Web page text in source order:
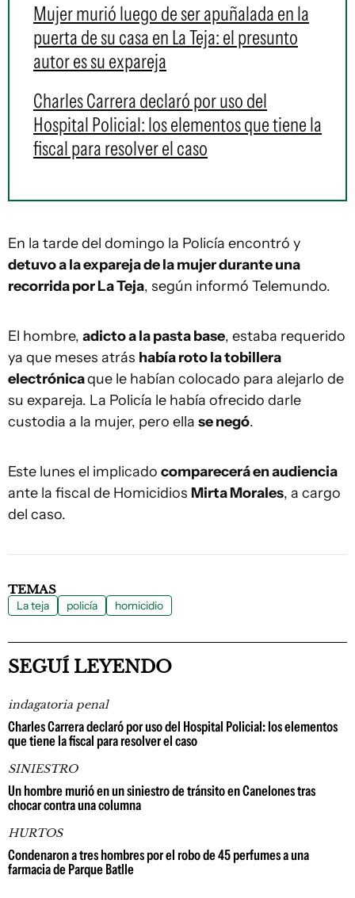
Mujer murió luego de ser apuñalada en la
puerta de su casa en La Teja: el presunto
autor es su expareja
Charles Carrera declaró por uso del
Hospital Policial: los elementos que tiene la
fiscal para resolver el caso
En la tarde del domingo la Policía encontró y
detuvo a la expareja de la mujer durante una
recorrida por La Teja, según informó Telemundo.
El hombre, adicto a la pasta base, estaba requerido
ya que meses atrás había roto la tobillera
electrónicaque le habían colocado para alejarlo de
su expareja. La Policía le había ofrecido darle
custodia a la mujer, pero ella se negó.
Este lunes el implicado comparecerá en audiencia
ante la fiscal de Homicidios Mirta Morales, a cargo
del caso.
TEMAS
La teja policía homicidio
SEGUÍ LEYENDO
indagatoria penal
Charles Carrera declaró por uso del Hospital Policial: los elementos
que tiene la fiscal para resolver el caso
SINIESTRO
Un hombre murió en un siniestro de tránsito en Canelones tras
chocar contra una columna
HURTOS
Condenaron a tres hombres por el robo de 45 perfumes a una
farmacia de Parque Batlle